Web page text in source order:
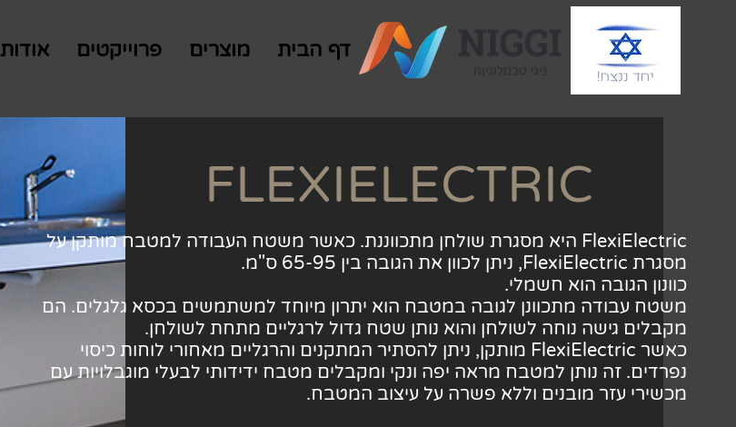
דף הבית מוצרים פרוייקטים אודות
FLEXIELECTRIC
FlexiElectric היא מסגרת שולחן מתכווננת. כאשר משטח העבודה למטבח מותקן על
מסגרת FlexiElectric, ניתן לכוון את הגובה בין 65-95 ס"מ.
כוונון הגובה הוא חשמלי.
משטח עבודה מתכוונן לגובה במטבח הוא יתרון מיוחד למשתמשים בכסא גלגלים. הם
מקבלים גישה נוחה לשולחן והוא נותן שטח גדול לרגליים מתחת לשולחן.
כאשר FlexiElectric מותקן, ניתן להסתיר המתקנים והרגליים מאחורי לוחות כיסוי
נפרדים. זה נותן למטבח מראה יפה ונקי ומקבלים מטבח ידידותי לבעלי מוגבלויות עם
מכשירי עזר מובנים וללא פשרה על עיצוב המטבח.